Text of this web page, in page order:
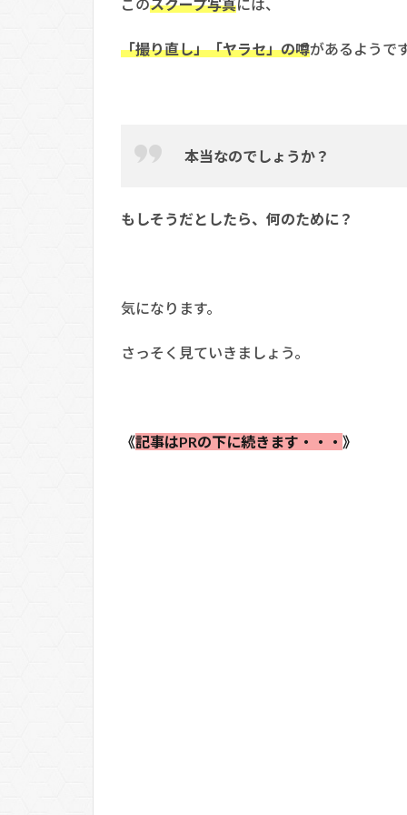
このスクープ写真には、
「撮り直し」「ヤラセ」の噂があるようで
本当なのでしょうか？
もしそうだとしたら、何のために？
気になります。
さっそく見ていきましょう。
《記事はPRの下に続きます・・・ 》